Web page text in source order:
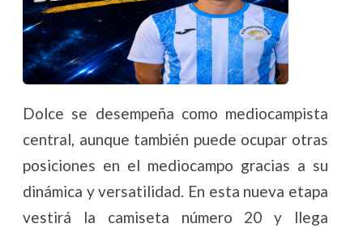
Dolce se desempeña como mediocampista
central, aunque también puede ocupar otras
posiciones en el mediocampo gracias a su
dinámica y versatilidad. En esta nueva etapa
vestirá la camiseta número 20 y llega